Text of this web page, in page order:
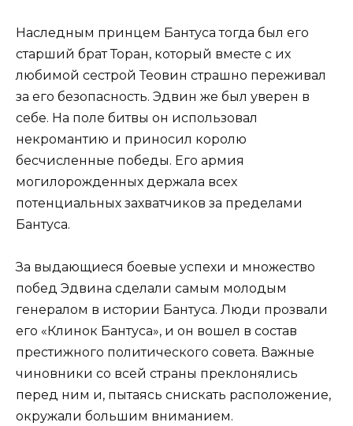
Наследным принцем Бантуса тогда был его
старший брат Торан, который вместе с их
любимой сестрой Теовин страшно переживал
за его безопасность. Эдвин же был уверен в
себе. На поле битвы он использовал
некромантию и приносил королю
бесчисленные победы. Его армия
могилорожденных держала всех
потенциальных захватчиков за пределами
Бантуса.
За выдающиеся боевые успехи и множество
побед Эдвина сделали самым молодым
генералом в истории Бантуса. Люди прозвали
его «Клинок Бантуса», и он вошел в состав
престижного политического совета. Важные
чиновники со всей страны преклонялись
перед ним и, пытаясь снискать расположение,
окружали большим вниманием.